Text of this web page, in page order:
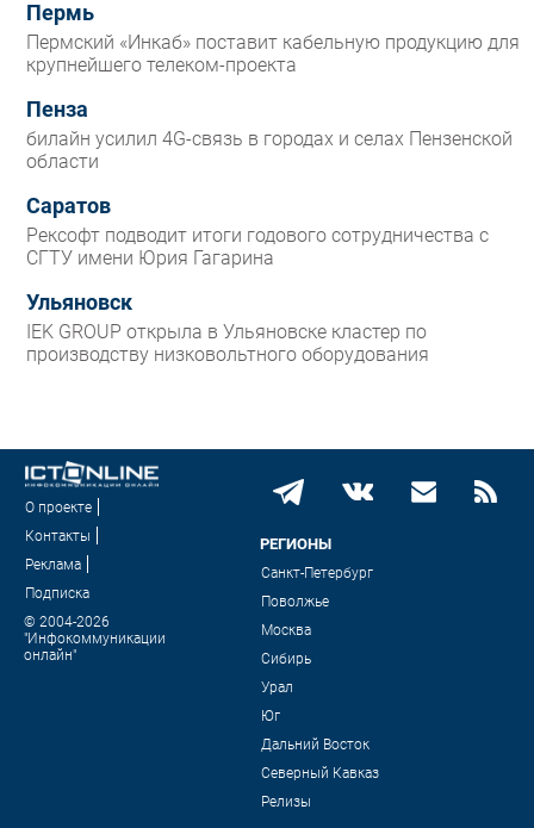
Пермь
Пермский «Инкаб» поставит кабельную продукцию для
крупнейшего телеком-проекта
Пенза
билайн усилил 4G-связь в городах и селах Пензенской
области
Саратов
Рексофт подводит итоги годового сотрудничества с
СГТУ имени Юрия Гагарина
Ульяновск
IEK GROUP открыла в Ульяновске кластер по
производству низковольтного оборудования
О проекте
Контакты
Реклама
Подписка
© 2004-2026
"Инфокоммуникации
онлайн"
РЕГИОНЫ
Санкт-Петербург
Поволжье
Москва
Сибирь
Урал
Юг
Дальний Восток
Северный Кавказ
Релизы